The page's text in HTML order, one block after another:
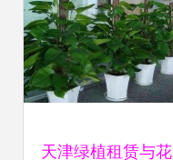
租借
天津绿植租赁与花